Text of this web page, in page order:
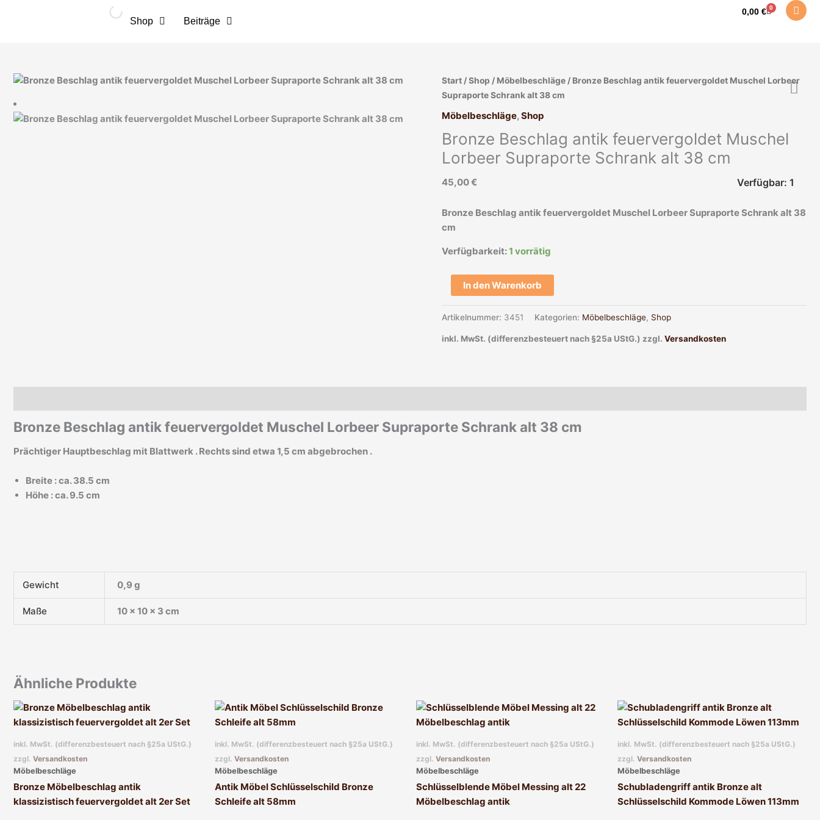
Shop Beiträge
0,00 € 0
Warenkorb
Start /Shop / Möbelbeschläge / Bronze Beschlag antik feuervergoldet Muschel Lorbeer
Supraporte Schrank alt 38 cm
Möbelbeschläge, Shop
Bronze Beschlag antik feuervergoldet Muschel
Lorbeer Supraporte Schrank alt 38 cm
45,00€ Verfügbar: 1
Bronze Beschlag antik feuervergoldet Muschel Lorbeer Supraporte Schrank alt 38
cm
Verfügbarkeit:1 vorrätig
Bronze
Beschlag
antik
feuervergoldet
Muschel
Lorbeer
Supraporte
Schrank
38
cm
In den Warenkorb
Artikelnummer: 3451 Kategorien: Möbelbeschläge, Shop
inkl. MwSt. (differenzbesteuert nach §25a UStG.) zzgl. Versandkosten
Bronze Beschlag antik feuervergoldet Muschel Lorbeer Supraporte Schrank alt 38 cm
Prächtiger Hauptbeschlag mit Blattwerk . Rechts sind etwa 1,5 cm abgebrochen .
Breite : ca. 38.5 cm
Höhe : ca. 9.5 cm
Gewicht 0,9 g
Maße 10 × 10 × 3 cm
Ähnliche Produkte
inkl. MwSt. (differenzbesteuert nach §25a UStG.)
zzgl. Versandkosten
Möbelbeschläge
Bronze Möbelbeschlag antik
klassizistisch feuervergoldet alt 2er Set
inkl. MwSt. (differenzbesteuert nach §25a UStG.)
zzgl. Versandkosten
Möbelbeschläge
Antik Möbel Schlüsselschild Bronze
Schleife alt 58mm
inkl. MwSt. (differenzbesteuert nach §25a UStG.)
zzgl. Versandkosten
Möbelbeschläge
Schlüsselblende Möbel Messing alt 22
Möbelbeschlag antik
inkl. MwSt. (differenzbesteuert nach §25a UStG.)
zzgl. Versandkosten
Möbelbeschläge
Schubladengriff antik Bronze alt
Schlüsselschild Kommode Löwen 113mm